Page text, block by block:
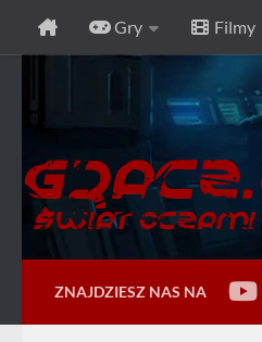
Przeskocz do treści
Gry Filmy
ZNAJDZIESZ NAS NA